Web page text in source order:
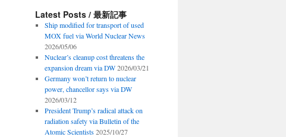
Latest Posts / 最新記事
Ship modified for transport of used
MOX fuel via World Nuclear News
2026/05/06
Nuclear’s cleanup cost threatens the
expansion dream via DW 2026/03/21
Germany won’t return to nuclear
power, chancellor says via DW
2026/03/12
President Trump’s radical attack on
radiation safety via Bulletin of the
Atomic Scientists 2025/10/27